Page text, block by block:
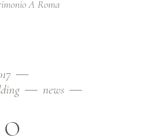
A Roma
news